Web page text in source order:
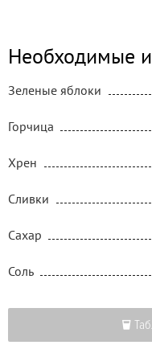
Необходимые
Зеленые яблоки
Горчица
Хрен
Сливки
Сахар
Соль